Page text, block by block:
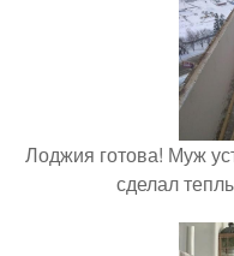
Лоджия готова! Муж
сделал